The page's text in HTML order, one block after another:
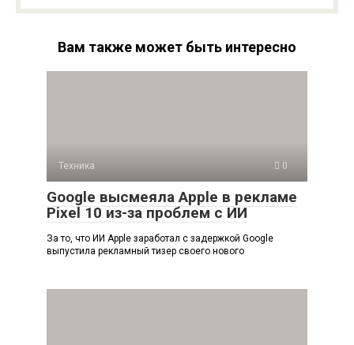
Вам также может быть интересно
Техника 0
Google высмеяла Apple в рекламе
Pixel 10 из-за проблем с ИИ
За то, что ИИ Apple заработал с задержкой Google
выпустила рекламный тизер своего нового